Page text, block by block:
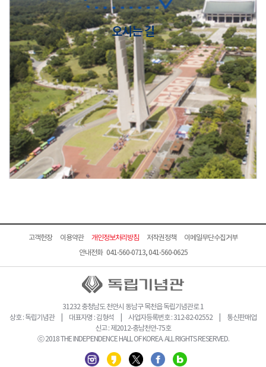
오시는 길
고객헌장 이용약관 개인정보처리방침 저작권정책
이메일무단수집거부
안내전화 041-560-0713, 041-560-0625
31232 충청남도 천안시 동남구 목천읍 독립기념관로 1
상호 : 독립기념관 | 대표자명 : 김형석 | 사업자등록번호 : 312-82-02552 | 통신판매업
신고 : 제2012-충남천안-75호
ⓒ 2018 THE INDEPENDENCE HALL OF KOREA. ALL RIGHTS RESERVED.